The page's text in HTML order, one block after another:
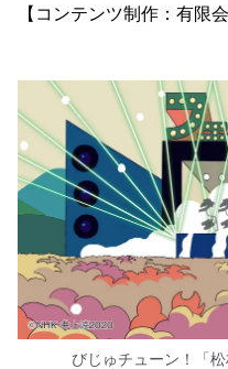
【コンテンツ制作：有限
びじゅチューン！「